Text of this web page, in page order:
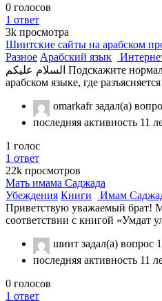
0 голосов
1 ответ
3k просмотра
Шиитские сайты на арабском
Разное Арабский язык
السلام عليكم Подскажите нормальные шиитские сайты на
арабском языке, где
omarkafrзадал(а)
последняя активность 11
1 голос
1 ответ
22k просмотров
Мать имама Саджада
Убеждения Книги
Имам
Приветствую уважаемый брат!
соответствии с книгой «Умдат
шиит задал(а) вопрос
последняя активность 11
0 голосов
1 ответ